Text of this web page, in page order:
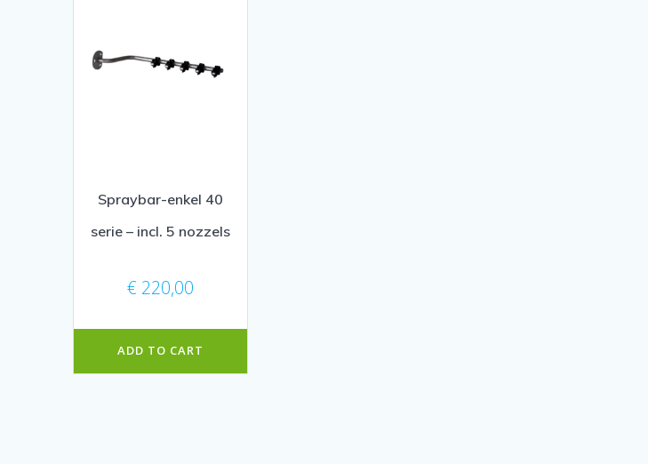
Spraybar-enkel 40
serie – incl. 5 nozzels
€ 220,00
ADD TO CART